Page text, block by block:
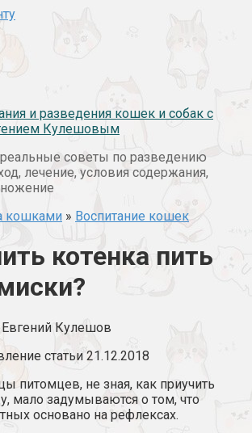
и разведения кошек и собак с
Кулешовым
советы по разведению
лечение, условия содержания,
кошками » Воспитание кошек
котенка пить
Евгений Кулешов
статьи 21.12.2018
питомцев, не зная, как приучить
мало задумываются о том, что
основано на рефлексах.